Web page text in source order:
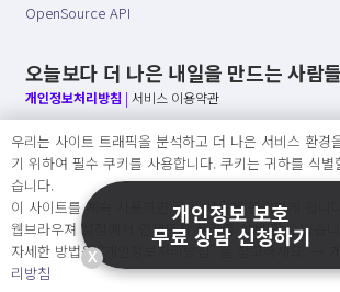
OpenSource API
오늘보다 더 나은 내일을 만드는 사람들
개인정보처리방침 | 서비스 이용약관
○ 개인정보보호 컴플라이언스를 선도하겠습니다.
○ 정보주체의 권리를 보장하겠습니다.
○ 기업의 개인정보보호를 위한 효율적 관리를 보장하겠습
Copyright Ⓒ
우리는 사이트 트래픽을 분석하고 더 나은 서비스 환경
기 위하여 필수 쿠키를 사용합니다. 쿠키는 귀하를 식별
습니다.
이 사이트를 계속 사용하면 쿠키 사용에 동의하게 됩니다
웹브라우져 설정에서 언제든지 쿠키를 삭제 할 수있습니
자세한 방법은 “개인정보처리방침” 을 참고하세요. →
리방침
X
개인정보 보호
무료 상담 신청하기